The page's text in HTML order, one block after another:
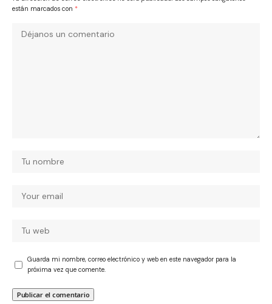
están marcados con *
Guarda mi nombre, correo electrónico y web en este navegador para la
próxima vez que comente.